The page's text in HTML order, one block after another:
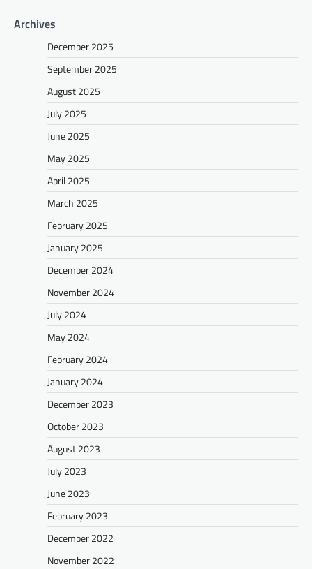
Archives
December 2025
September 2025
August 2025
July 2025
June 2025
May 2025
April 2025
March 2025
February 2025
January 2025
December 2024
November 2024
July 2024
May 2024
February 2024
January 2024
December 2023
October 2023
August 2023
July 2023
June 2023
February 2023
December 2022
November 2022